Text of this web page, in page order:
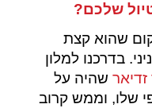
שהוא קצת
בדרכנו למלון
שהיה על
שלו, וממש קרוב